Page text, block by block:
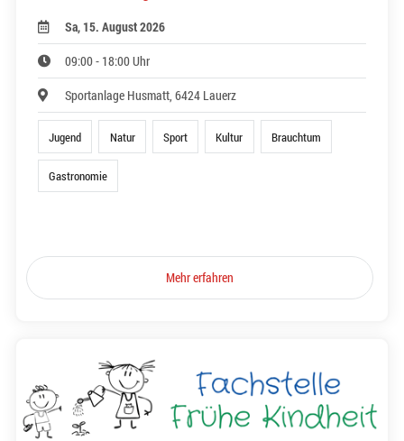
Sa, 15. August 2026
09:00 - 18:00 Uhr
Sportanlage Husmatt, 6424 Lauerz
Jugend Natur Sport Kultur Brauchtum
Gastronomie
Mehr erfahren